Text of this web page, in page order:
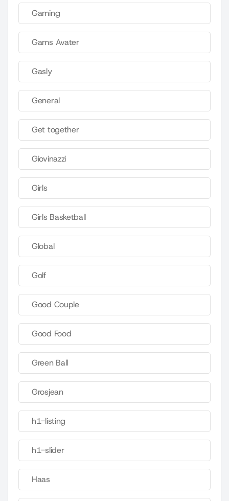
Gaming
Gams Avater
Gasly
General
Get together
Giovinazzi
Girls
Girls Basketball
Global
Golf
Good Couple
Good Food
Green Ball
Grosjean
h1-listing
h1-slider
Haas